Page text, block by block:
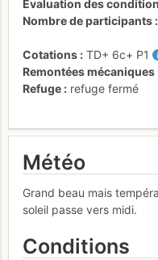
Évaluation des
Nombre de participants
Cotations TD+ 6c+ P1
Remontées mécaniques
Refuge
refuge fermé
Météo
Grand beau mais
soleil passe vers midi.
Conditions